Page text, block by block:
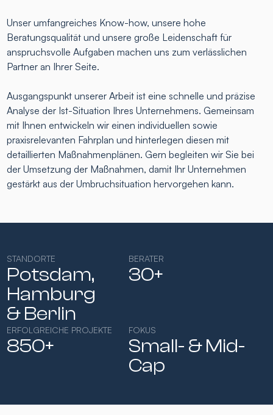
Unser umfangreiches Know-how, unsere hohe
Beratungsqualität und unsere große Leidenschaft für
anspruchsvolle Aufgaben machen uns zum verlässlichen
Partner an Ihrer Seite.
Ausgangspunkt unserer Arbeit ist eine schnelle und präzise
Analyse der Ist-Situation Ihres Unternehmens. Gemeinsam
mit Ihnen entwickeln wir einen individuellen sowie
praxisrelevanten Fahrplan und hinterlegen diesen mit
detaillierten Maßnahmenplänen. Gern begleiten wir Sie bei
der Umsetzung der Maßnahmen, damit Ihr Unternehmen
gestärkt aus der Umbruchsituation hervorgehen kann.
STANDORTE
Potsdam,
Hamburg​
& Berlin
BERATER
30+
ERFOLGREICHE PROJEKTE
850+
FOKUS
Small- & Mid-
Cap​